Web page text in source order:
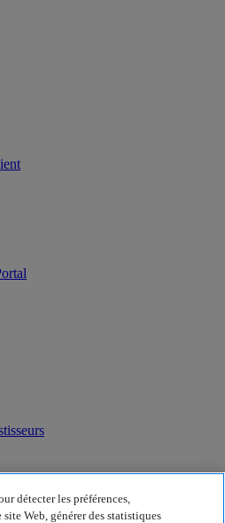
détecter les préférences,
Web, générer des statistiques